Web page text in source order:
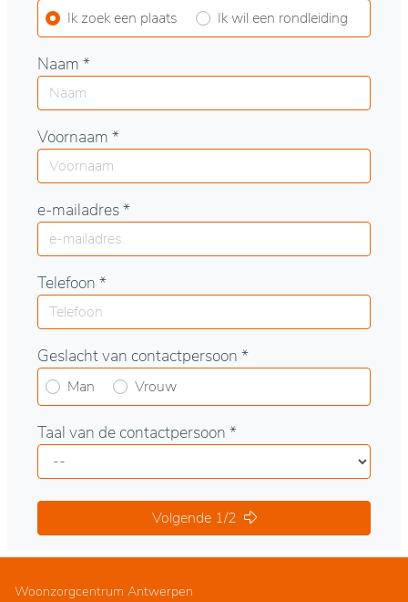
Ik zoek een plaats Ik wil een rondleiding
Naam *
Voornaam *
e-mailadres *
Telefoon *
Geslacht van contactpersoon *
Man Vrouw
Taal van de contactpersoon *
Volgende 1/2
Woonzorgcentrum Antwerpen